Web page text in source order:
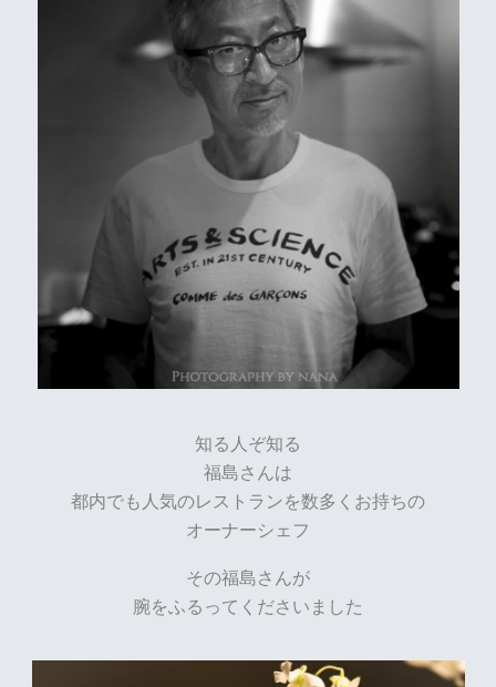
知る人ぞ知る
福島さんは
都内でも人気のレストランを数多くお持ちの
オーナーシェフ
その福島さんが
腕をふるってくださいました